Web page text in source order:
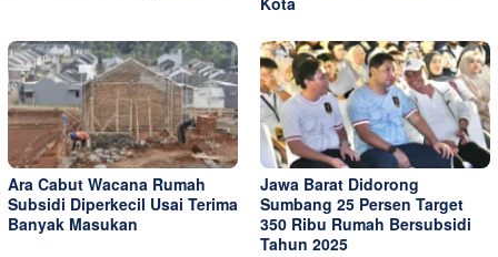
Ara Cabut Wacana Rumah
Subsidi Diperkecil Usai Terima
Banyak Masukan
Jawa Barat Didorong
Sumbang 25 Persen Target
350 Ribu Rumah Bersubsidi
Tahun 2025